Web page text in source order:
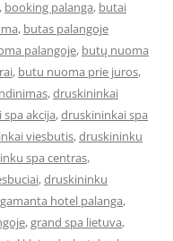
, booking palanga, butai
, butas palangoje
palangoje, butų nuoma
, butu nuoma prie juros,
,druskininkai
akcija,druskininkai spa
viesbutis,druskininku
spa centras,
,druskininku
gamanta hotel palanga,
,grand spa lietuva,